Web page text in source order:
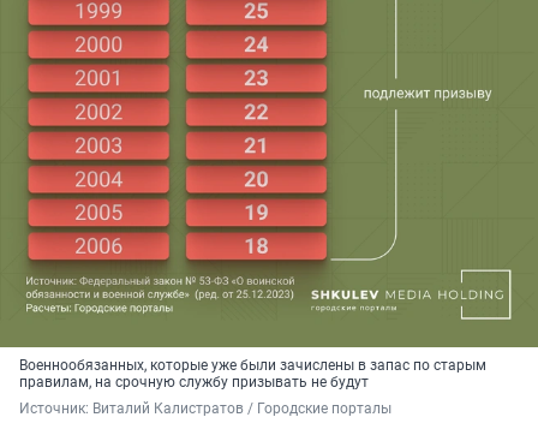
Военнообязанных, которые уже были зачислены в запас по старым
правилам, на срочную службу призывать не будут
Источник: Виталий Калистратов / Городские порталы